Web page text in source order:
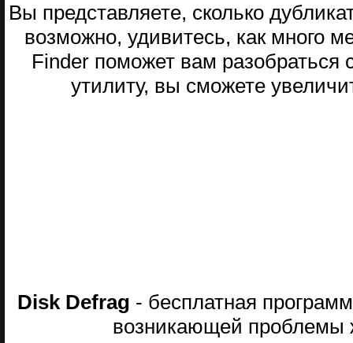
Вы представляете, сколько
возможно, удивитесь, как много
Finder поможет вам
утилиту, вы сможете
Disk Defrag - бесплатная
возникающей проблемы